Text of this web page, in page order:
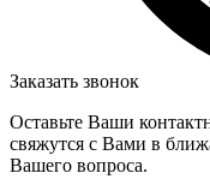
Заказать звонок
Оставьте Ваши
свяжутся с Вами в
Вашего вопроса.